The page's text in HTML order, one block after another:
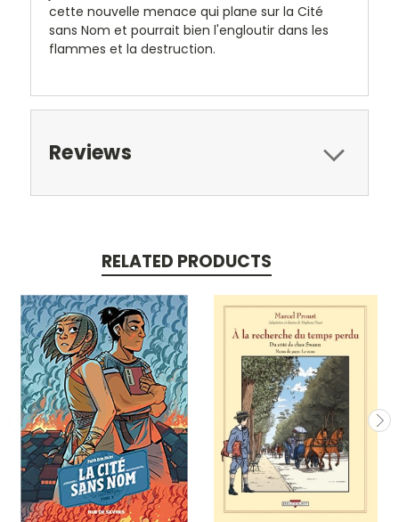
cette nouvelle menace qui plane sur la Cité
sans Nom et pourrait bien l'engloutir dans les
flammes et la destruction.
Reviews
RELATED PRODUCTS